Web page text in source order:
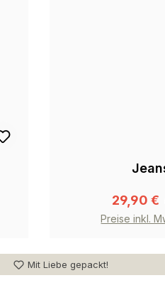
29,90 €
Preise inkl.
Mit Liebe gepackt!